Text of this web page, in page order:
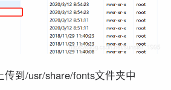
到/usr/share/fonts文件夹中